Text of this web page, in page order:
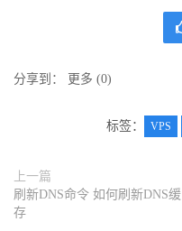
分享到： 更多 (0)
标签： VPS
上一篇
刷新DNS命令 如何刷新DNS缓
存